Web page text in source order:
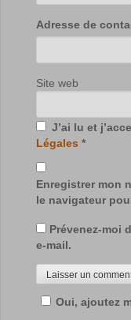
Adresse de
Site web
J’ai lu et
Légales *
Enregistrer mon
le navigateur
Prévenez-moi
e-mail.
Oui, ajoutez